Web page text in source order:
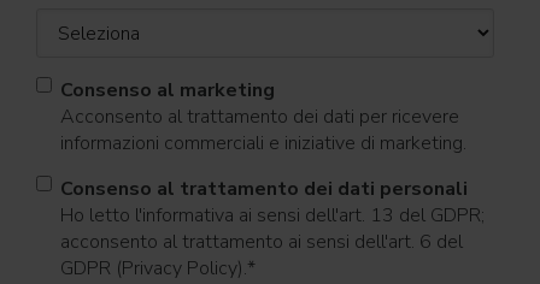
Consenso al marketing
Acconsento al trattamento dei dati per ricevere
informazioni commerciali e iniziative di marketing.
Consenso al trattamento dei dati personali
Ho letto l'informativa ai sensi dell'art. 13 del GDPR;
acconsento al trattamento ai sensi dell'art. 6 del
GDPR (Privacy Policy).*